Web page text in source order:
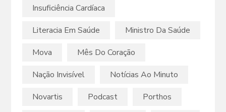
Insuficiência Cardíaca
Literacia Em Saúde
Ministro Da Saúde
Mova
Mês Do Coração
Nação Invisível
Notícias Ao Minuto
Novartis
Podcast
Porthos